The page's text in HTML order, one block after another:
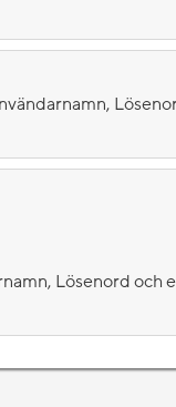
Lösenord och